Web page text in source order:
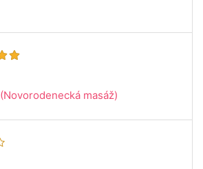
(Novorodenecká masáž)